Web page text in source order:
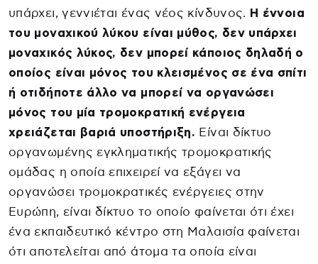
υπάρχει, γεννιέται ένας νέος κίνδυνος. Η έννοια
του μοναχικού λύκου είναι μύθος, δεν υπάρχει
μοναχικός λύκος, δεν μπορεί κάποιος δηλαδή ο
οποίος είναι μόνος του κλεισμένος σε ένα σπίτι
ή οτιδήποτε άλλο να μπορεί να οργανώσει
μόνος του μία τρομοκρατική ενέργεια
χρειάζεται βαριά υποστήριξη. Είναι δίκτυο
οργανωμένης εγκληματικής τρομοκρατικής
ομάδας η οποία επιχειρεί να εξάγει να
οργανώσει τρομοκρατικές ενέργειες στην
Ευρώπη, είναι δίκτυο το οποίο φαίνεται ότι έχει
ένα εκπαιδευτικό κέντρο στη Μαλαισία φαίνεται
ότι αποτελείται από άτομα τα οποία είναι